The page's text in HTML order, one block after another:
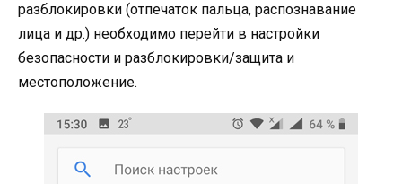
разблокировки (отпечаток пальца, распознавание
лица и др.) необходимо перейти в настройки
безопасности и разблокировки/защита и
местоположение.